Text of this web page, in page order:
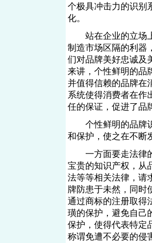
个极具冲击力的识别
化。
站在企业的立场上
制造市场区隔的利器
们对品牌美好忠诚及
来讲，个性鲜明的品
并值得信赖的品牌在
系统使得消费者在作
任的保证，促进了品
个性鲜明的品牌识
和保护，使之在不断
一方面要走法律的
宝贵的知识产权，从
法等等相关法律，请
牌防患于未然，同时
通过商标的注册取得
璜的保护，避免自己
保护，使得代表特定
称谓免遭不必要的侵